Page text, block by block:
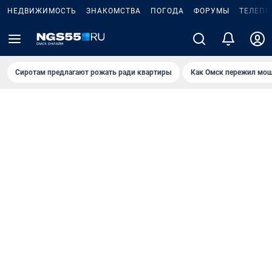
НЕДВИЖИМОСТЬ ЗНАКОМСТВА ПОГОДА ФОРУМЫ
Сиротам предлагают рожать ради квартиры Как Омск пережил